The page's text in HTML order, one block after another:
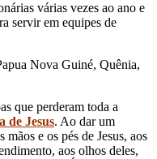
várias vezes ao ano e
servir em equipes de
Nova Guiné, Quênia,
que perderam toda a
de Jesus. Ao dar um
e os pés de Jesus, aos
aos olhos deles,